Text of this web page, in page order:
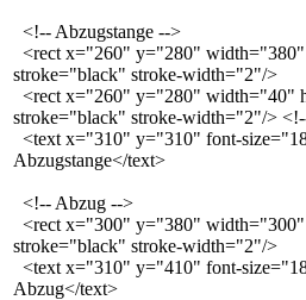
<!-- Abzugstange -->
<rect x="260" y="280"
stroke="black" stroke-width="2"/>
<rect x="260" y="280" width="40"
stroke="black" stroke-width="2"/>
<text x="310" y="310" font-
Abzugstange</text>
<!-- Abzug -->
<rect x="300" y="380"
stroke="black" stroke-width="2"/>
<text x="310" y="410" font-
Abzug</text>